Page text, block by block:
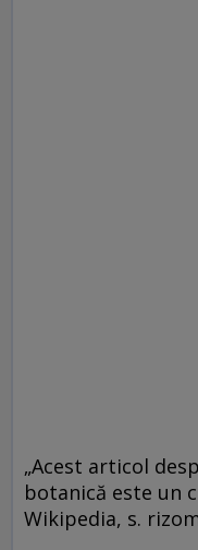
„Acest articol
botanică este un
Wikipedia, s.